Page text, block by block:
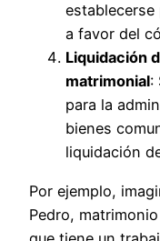
a favor del
Liquidación
matrimonial:
para la
bienes
liquidación
Por ejemplo,
Pedro,